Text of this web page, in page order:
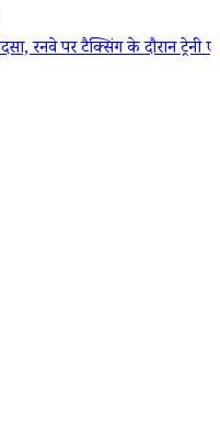
के दौरान ट्रेनी एयरक्राफ्ट